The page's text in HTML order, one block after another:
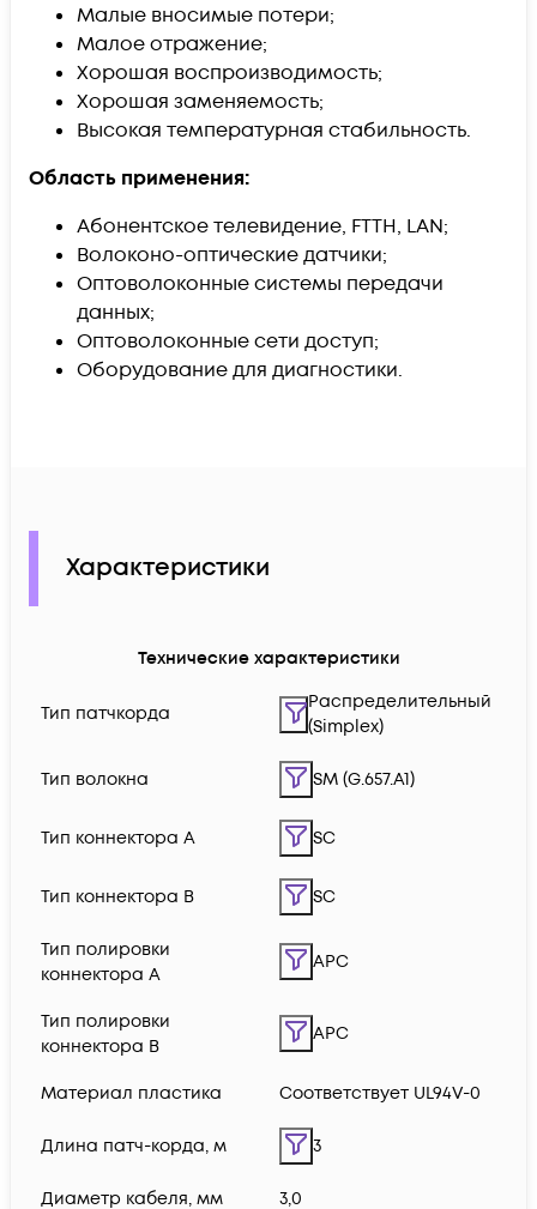
Малые вносимые потери;
Малое отражение;
Хорошая воспроизводимость;
Хорошая заменяемость;
Высокая температурная стабильность.
Область применения:
Абонентское телевидение, FTTH, LAN;
Волоконо-оптические датчики;
Оптоволоконные системы передачи
данных;
Оптоволоконные сети доступ;
Оборудование для диагностики.
Характеристики
Технические характеристики
Тип патчкорда
Распределительный
(Simplex)
Тип волокна SM (G.657.A1)
Тип коннектора A SC
Тип коннектора B SC
Тип полировки
коннектора A
APC
Тип полировки
коннектора B
APC
Материал пластика Соответствует UL94V-0
Длина патч-корда, м 3
Диаметр кабеля, мм 3,0